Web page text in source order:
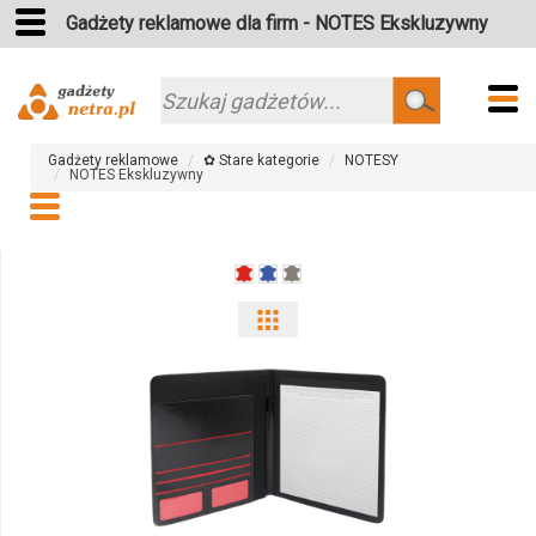
Gadżety reklamowe dla firm - NOTES Ekskluzywny
Szukaj
Gadżety reklamowe ✿ Stare kategorie
NOTESY
NOTES Ekskluzywny
odmiany
produktu